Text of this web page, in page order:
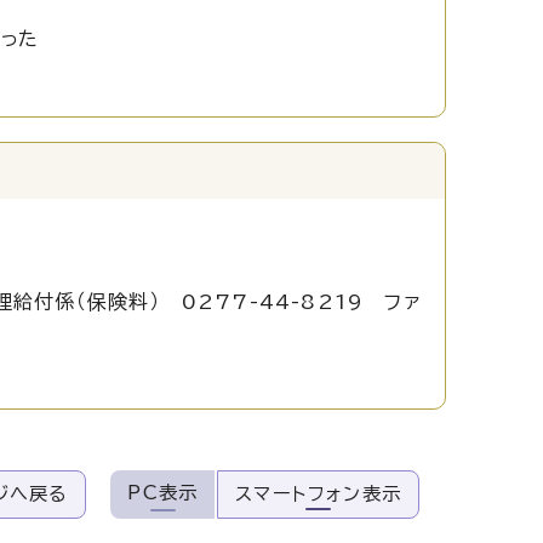
た
付係（保険料） 0277-44-8219 ファ
へ戻る PC表示 スマートフォン表示